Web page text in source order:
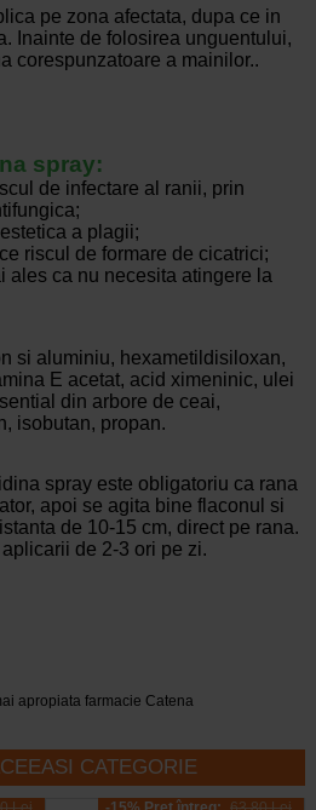
pe zona afectata, dupa ce in
Inainte de folosirea unguentului,
corespunzatoare a mainilor..
spray:
de infectare al ranii, prin
a plagii;
riscul de formare de cicatrici;
ales ca nu necesita atingere la
si aluminiu, hexametildisiloxan,
E acetat, acid ximeninic, ulei
din arbore de ceai,
isobutan, propan.
spray este obligatoriu ca rana
apoi se agita bine flaconul si
de 10-15 cm, direct pe rana.
de 2-3 ori pe zi.
apropiata farmacie Catena
CATEGORIE